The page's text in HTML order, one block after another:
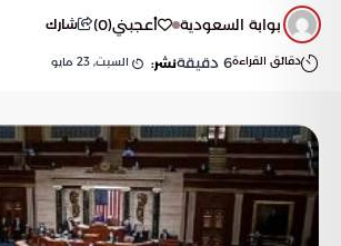
بوابة السعودية أعجبني(
0
) شارك
دقائق القراءة6 دقيقةنشر: السبت, 23 مايو